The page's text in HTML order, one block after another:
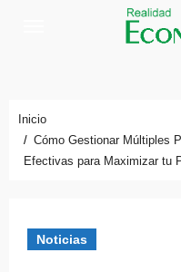
Inicio
Cómo Gestionar Múltiples
Efectivas para Maximizar tu
Noticias